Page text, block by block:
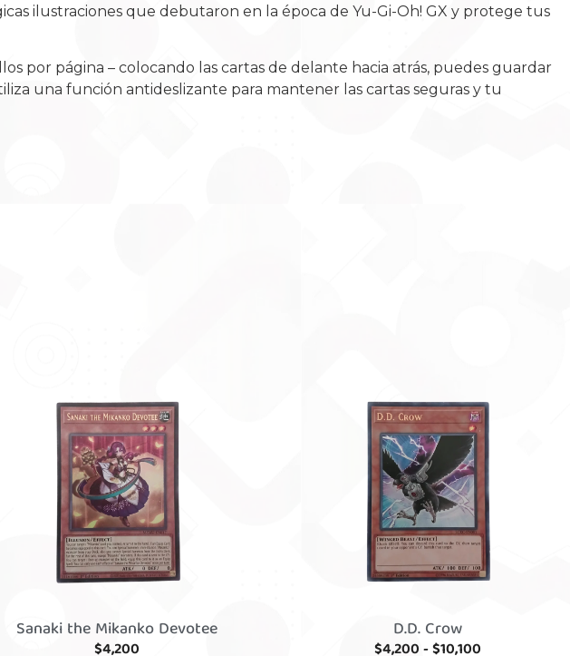
ilustraciones que debutaron en la época de Yu-Gi-Oh! GX y protege tus
por página – colocando las cartas de delante hacia atrás, puedes guardar
una función antideslizante para mantener las cartas seguras y tu
Sanaki the Mikanko Devotee
$4,200
D.D. Crow
$4,200-$10,100